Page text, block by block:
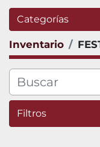
Categorías
Inventario
Filtros